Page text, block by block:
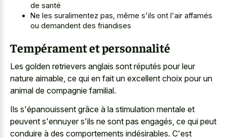
de santé
Ne les suralimentez pas, même s'ils ont l'air affamés
ou demandent des friandises
Tempérament et personnalité
Les golden retrievers anglais sont réputés pour leur
nature aimable, ce qui en fait un excellent choix pour un
animal de compagnie familial.
Ils s'épanouissent grâce à la stimulation mentale et
peuvent s'ennuyer s'ils ne sont pas engagés, ce qui peut
conduire à des comportements indésirables. C'est